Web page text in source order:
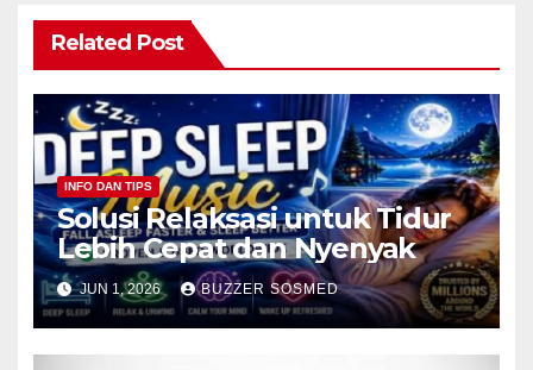
Related Post
INFO DAN TIPS
Solusi Relaksasi untuk Tidur
Lebih Cepat dan Nyenyak
JUN 1, 2026 BUZZER SOSMED